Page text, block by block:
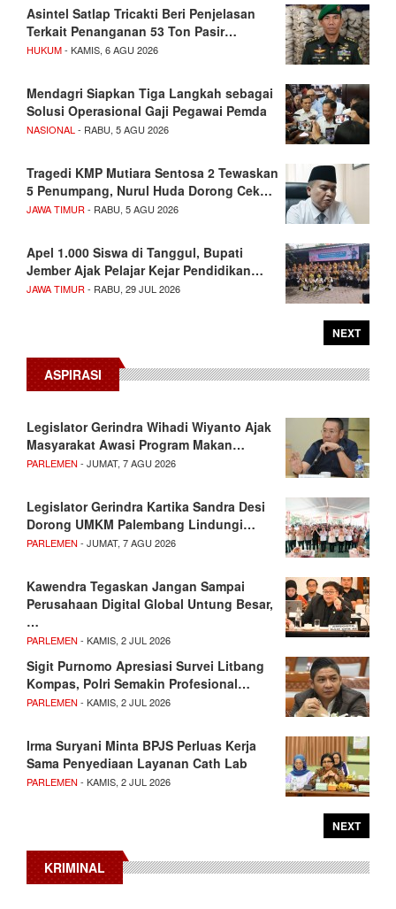
Asintel Satlap Tricakti Beri Penjelasan
Terkait Penanganan 53 Ton Pasir…
HUKUM- KAMIS, 6 AGU 2026
Mendagri Siapkan Tiga Langkah sebagai
Solusi Operasional Gaji Pegawai Pemda
NASIONAL - RABU, 5 AGU 2026
Tragedi KMP Mutiara Sentosa 2 Tewaskan
5 Penumpang, Nurul Huda Dorong Cek…
JAWA TIMUR - RABU, 5 AGU 2026
Apel 1.000 Siswa di Tanggul, Bupati
Jember Ajak Pelajar Kejar Pendidikan…
JAWA TIMUR - RABU, 29 JUL 2026
NEXT
ASPIRASI
Legislator Gerindra Wihadi Wiyanto Ajak
Masyarakat Awasi Program Makan…
PARLEMEN - JUMAT, 7 AGU 2026
Legislator Gerindra Kartika Sandra Desi
Dorong UMKM Palembang Lindungi…
PARLEMEN - JUMAT, 7 AGU 2026
Kawendra Tegaskan Jangan Sampai
Perusahaan Digital Global Untung Besar,
…
PARLEMEN - KAMIS, 2 JUL 2026
Sigit Purnomo Apresiasi Survei Litbang
Kompas, Polri Semakin Profesional…
PARLEMEN - KAMIS, 2 JUL 2026
Irma Suryani Minta BPJS Perluas Kerja
Sama Penyediaan Layanan Cath Lab
PARLEMEN - KAMIS, 2 JUL 2026
NEXT
KRIMINAL